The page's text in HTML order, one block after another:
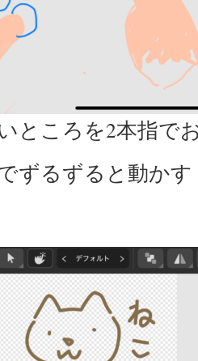
ところを2本指で
ずるずると動かす